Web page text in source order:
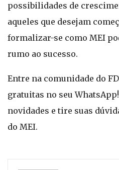
possibilidades de
aqueles que desejam
formalizar-se como MEI
rumo ao sucesso.
Entre na comunidade do
gratuitas no seu
novidades e tire suas
do MEI.